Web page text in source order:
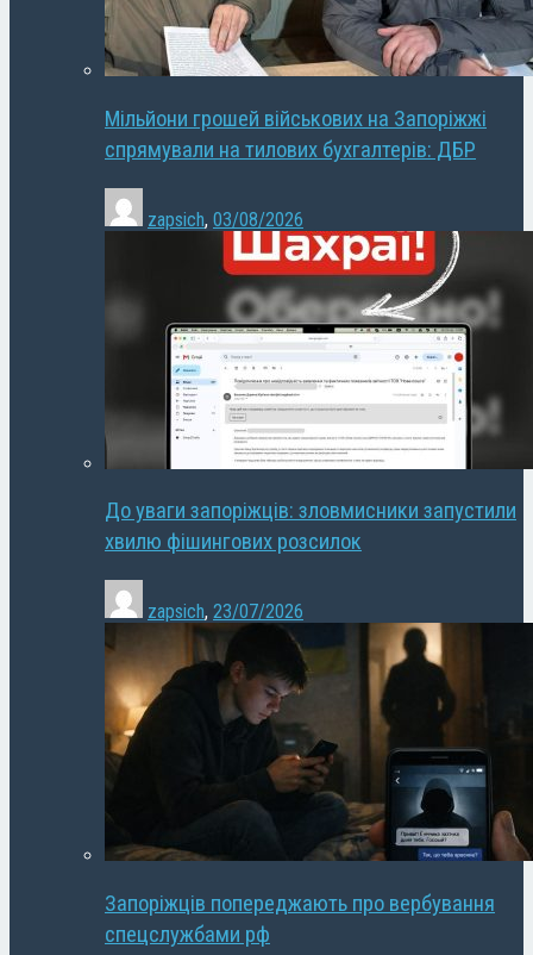
Мільйони грошей військових на Запоріжжі
спрямували на тилових бухгалтерів: ДБР
zapsich, 03/08/2026
До уваги запоріжців: зловмисники запустили
хвилю фішингових розсилок
zapsich, 23/07/2026
Запоріжців попереджають про вербування
спецслужбами рф